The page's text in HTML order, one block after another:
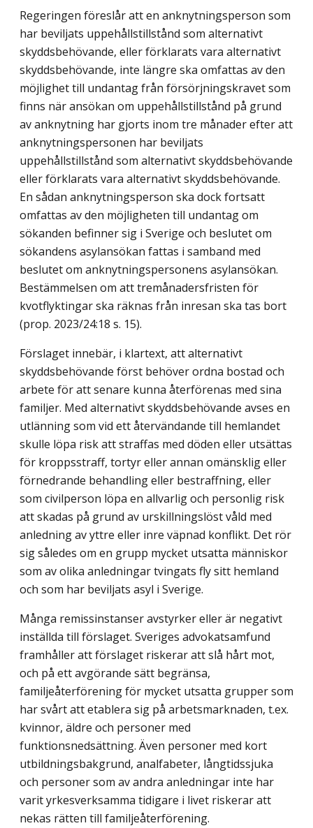
Regeringen föreslår att en anknytningsperson som
har beviljats uppehållstillstånd som alternativt
skyddsbehövande, eller förklarats vara alternativt
skyddsbehövande, inte längre ska omfattas av den
möjlighet till undantag från försörjningskravet som
finns när ansökan om uppehållstillstånd på grund
av anknytning har gjorts inom tre månader efter att
anknytningspersonen har beviljats
uppehållstillstånd som alternativt skyddsbehövande
eller förklarats vara alternativt skyddsbehövande.
En sådan anknytningsperson ska dock fortsatt
omfattas av den möjligheten till undantag om
sökanden befinner sig i Sverige och beslutet om
sökandens asylansökan fattas i samband med
beslutet om anknytnings­personens asylansökan.
Bestämmelsen om att tremånadersfristen för
kvotflyktingar ska räknas från inresan ska tas bort
(prop. 2023/24:18 s. 15).
Förslaget innebär, i klartext, att alternativt
skyddsbehövande först behöver ordna bostad och
arbete för att senare kunna återförenas med sina
familjer. Med alternativt skyddsbehövande avses en
utlänning som vid ett återvändande till hemlandet
skulle löpa risk att straffas med döden eller utsättas
för kroppsstraff, tortyr eller annan omänsklig eller
förnedrande behandling eller bestraffning, eller
som civilperson löpa en allvarlig och personlig risk
att skadas på grund av urskillningslöst våld med
anledning av yttre eller inre väpnad konflikt. Det rör
sig således om en grupp mycket utsatta människor
som av olika anledningar tvingats fly sitt hemland
och som har beviljats asyl i Sverige.
Många remissinstanser avstyrker eller är negativt
inställda till förslaget. Sveriges advokatsamfund
framhåller att förslaget riskerar att slå hårt mot,
och på ett avgörande sätt begränsa,
familjeåterförening för mycket utsatta grupper som
har svårt att etablera sig på arbetsmarknaden, t.ex.
kvinnor, äldre och personer med
funktionsnedsättning. Även personer med kort
utbildningsbakgrund, analfabeter, långtidssjuka
och personer som av andra anledningar inte har
varit yrkesverksamma tidigare i livet riskerar att
nekas rätten till familjeåterförening.